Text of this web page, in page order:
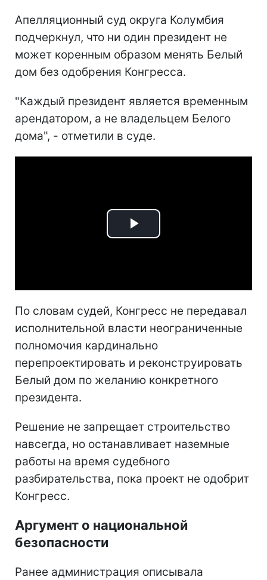
Апелляционный суд округа Колумбия
подчеркнул, что ни один президент не
может коренным образом менять Белый
дом без одобрения Конгресса.
"Каждый президент является временным
арендатором, а не владельцем Белого
дома", - отметили в суде.
Play
По словам судей, Конгресс не передавал
исполнительной власти неограниченные
полномочия кардинально
перепроектировать и реконструировать
Белый дом по желанию конкретного
президента.
Решение не запрещает строительство
навсегда, но останавливает наземные
работы на время судебного
разбирательства, пока проект не одобрит
Конгресс.
Аргумент о национальной
безопасности
Ранее администрация описывала